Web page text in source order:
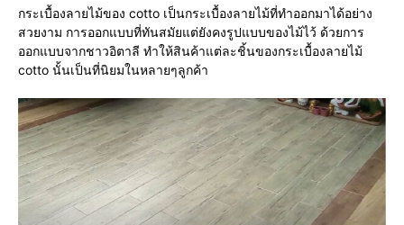
กระเบื้องลายไม้ของ cotto เป็นกระเบื้องลายไม้ที่ทำออกมาได้อย่าง
สวยงาม การออกแบบที่ทันสมัยแต่ยังคงรูปแบบของไม้ไว้ ด้วยการ
ออกแบบจากชาวอิตาลี ทำให้สินค้าแต่ละชิ้นของกระเบื้องลายไม้
cotto นั้นเป็นที่นิยมในหลายๆลูกค้า